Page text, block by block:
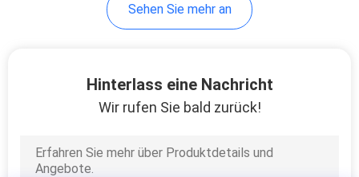
Offset-Sehen Sie mehr an
Hinterlass eine Nachricht
Wir rufen Sie bald zurück!